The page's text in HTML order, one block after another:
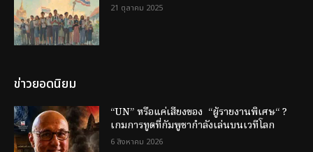
21 ตุลาคม 2025
ข่าวยอดนิยม
“UN” หรือแค่เสียงของ “ผู้รายงานพิเศษ“ ?
เกมการทูตที่กัมพูชากำลังเล่นบนเวทีโลก
6 สิงหาคม 2026